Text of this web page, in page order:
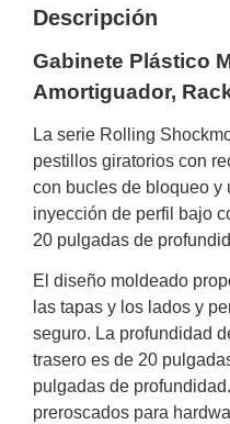
CoaxialCategoría
ÓpticaPara
Alimentación
y
ElectricidadRG59
Tipo
CaPTelefónico VGA
/ DVI /
Cámaras
IP y NVRs
Ambientes
Salinos
(Anticorrosión)
y
Descripción
Gabinete Plástico
Amortiguador,
La serie Rolling
pestillos giratorios con
con bucles de bloqueo y
inyección de perfil bajo
20 pulgadas de
El diseño moldeado
las tapas y los lados y
seguro. La profundidad
trasero es de 20
pulgadas de
preroscados para